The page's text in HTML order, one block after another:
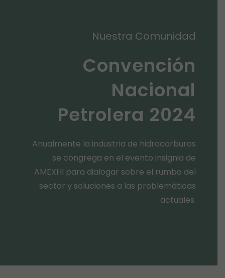
Nuestra Comunidad
Convención
Nacional
Petrolera 2024
Anualmente la industria de hidrocarburos
se congrega en el evento insignia de
AMEXHI para dialogar sobre el rumbo del
sector y soluciones a las problemáticas
actuales.